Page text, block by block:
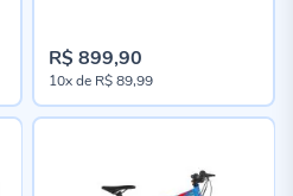
R$ 899,90
10xde R$ 89,99